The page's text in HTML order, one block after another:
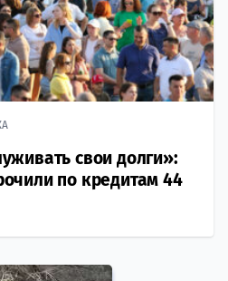
свои долги»:
по кредитам 44